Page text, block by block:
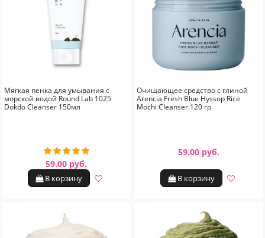
Мягкая пенка для умывания с
морской водой Round Lab 1025
Dokdo Cleanser 150мл
59.00 руб.
В корзину
Очищающее средство с глиной
Arencia Fresh Blue Hyssop Rice
Mochi Cleanser 120 гр
59.00 руб.
В корзину